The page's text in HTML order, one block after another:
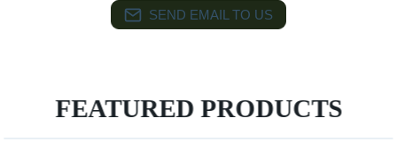
SEND EMAIL TO US
FEATURED PRODUCTS